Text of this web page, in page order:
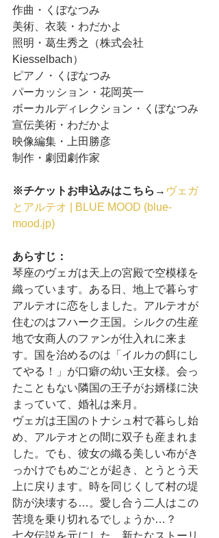
作曲・くぼなつみ
美術、衣装・わだかよ
照明・葛生秀之（株式会社
Kiesselbach）
ピアノ・くぼなつみ
パーカッション・花岡英一
ボーカルディレクション・くぼなつみ
宣伝美術・わだかよ
映像編集・上田勝彦
制作・劇団劇作家
※チケットお申込みはこちら→ ヴェガ
とアルテオ | BLUE MOOD (blue-
mood.jp)
あらすじ：
琴座のヴェガは天上の宮殿で空模様を
織っています。ある日、地上で暮らす
アルテオに恋をしました。アルテオが
住むのはフハーク王国。シルクの生産
地で女商人のファンが仕入れに来ま
す。国を治めるのは「イルカの餌にし
てやる！」が口癖の幼い王女様。会っ
たこともない隣国の王子がお婿様に決
まっていて、婚礼は来月。
ヴェガは王国のトナシュ村で暮らし始
め、アルテオとの間に双子も産まれま
した。でも、彼女の織る美しい布がき
っかけでもめごとが起き、とうとう天
上に戻ります。時を同じくして村の堤
防が決壊する…。愛し合う二人はこの
苦境を乗り切れるでしょうか…？
七夕伝説を元にした、新たなストーリ